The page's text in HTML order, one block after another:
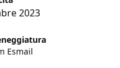
2023
Esmail